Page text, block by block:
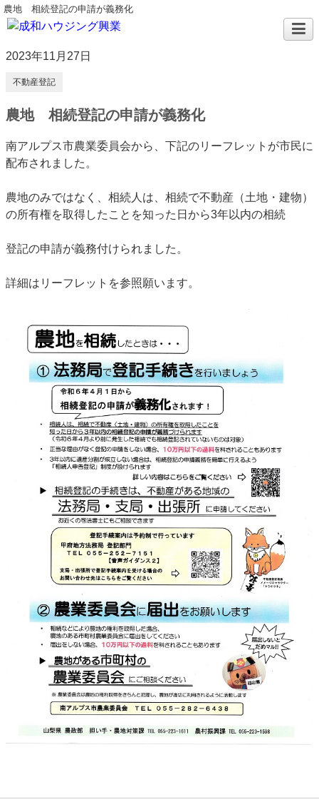
農地 相続登記の申請が義務化
2023年11月27日
不動産登記
農地 相続登記の申請が義務化
南アルプス市農業委員会から、下記のリーフレットが市民に
配布されました。
農地のみではなく、相続人は、相続で不動産（土地・建物）
の所有権を取得したことを知った日から3年以内の相続
登記の申請が義務付けられました。
詳細はリーフレットを参照願います。